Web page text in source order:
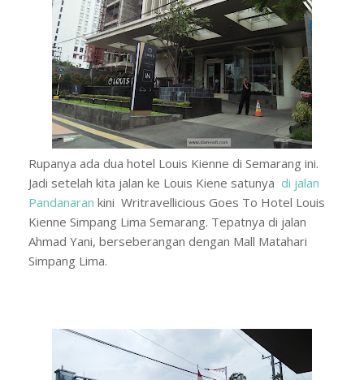
Rupanya ada dua hotel Louis Kienne di Semarang ini.
Jadi setelah kita jalan ke Louis Kiene satunya di jalan
Pandanaran kini Writravellicious Goes To Hotel Louis
Kienne Simpang Lima Semarang. Tepatnya di jalan
Ahmad Yani, berseberangan dengan Mall Matahari
Simpang Lima.